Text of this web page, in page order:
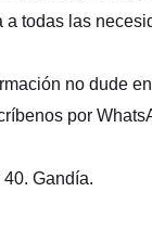
a todas las
no dude en
por
Gandía.